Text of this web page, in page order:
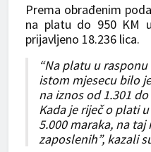
Prema obrađenim
na platu do 950 KM
prijavljeno 18.236 lica.
“Na platu u
istom mjesecu bilo
na iznos od 1.301 do
Kada je riječ o plati
5.000 maraka, na
zaposlenih”, kazali